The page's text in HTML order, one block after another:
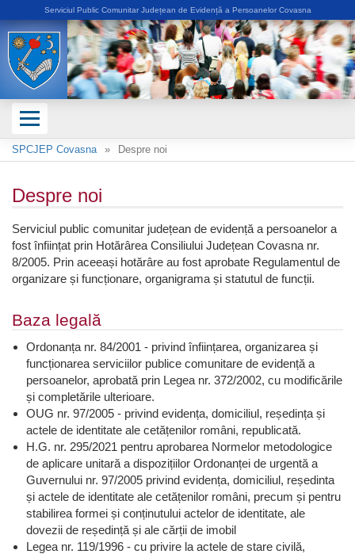
SPCJEP Covasna Despre noi
Despre noi
Serviciul public comunitar județean de evidență a persoanelor a
fost înființat prin Hotărârea Consiliului Județean Covasna nr.
8/2005. Prin aceeași hotărâre au fost aprobate Regulamentul de
organizare și funcționare, organigrama și statutul de funcții.
Baza legală
Ordonanța nr. 84/2001 - privind înființarea, organizarea și
funcționarea serviciilor publice comunitare de evidență a
persoanelor, aprobată prin Legea nr. 372/2002, cu modificările
și completările ulterioare.
OUG nr. 97/2005 - privind evidența, domiciliul, reședința și
actele de identitate ale cetățenilor români, republicată.
H.G. nr. 295/2021 pentru aprobarea Normelor metodologice
de aplicare unitară a dispozițiilor Ordonanței de urgentă a
Guvernului nr. 97/2005 privind evidența, domiciliul, reședinta
și actele de identitate ale cetățenilor români, precum și pentru
stabilirea formei și conținutului actelor de identitate, ale
dovezii de reședință și ale cărții de imobil
Legea nr. 119/1996 - cu privire la actele de stare civilă,
Serviciul Public Comunitar Județean de Evidență a Persoanelor Covasna